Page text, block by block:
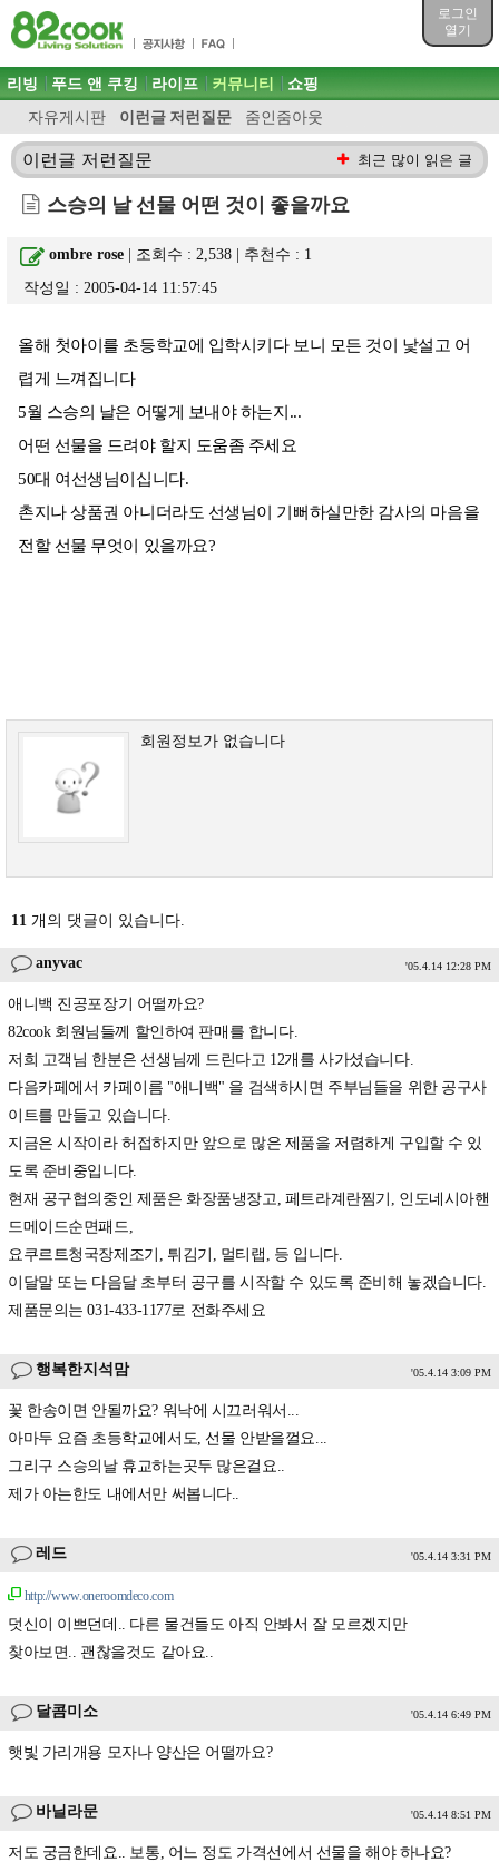
로그인
열기
목차
주메뉴 바로가기
컨텐츠 바로가기
검색 바로가기
로그인 바로가기
주메뉴
리빙 푸드 앤 쿠킹 라이프 커뮤니티
자유게시판 이런글 저런질문 줌인줌아웃
쇼핑
이런글 저런질문 최근 많이 읽은 글
스승의 날 선물 어떤 것이 좋을까요
ombre rose | 조회수 : 2,538 | 추천수 : 1
작성일 : 2005-04-14 11:57:45
올해 첫아이를 초등학교에 입학시키다 보니 모든 것이 낯설고 어
렵게 느껴집니다
5월 스승의 날은 어떻게 보내야 하는지...
어떤 선물을 드려야 할지 도움좀 주세요
50대 여선생님이십니다.
촌지나 상품권 아니더라도 선생님이 기뻐하실만한 감사의 마음을
전할 선물 무엇이 있을까요?
회원정보가 없습니다
11 개의 댓글이 있습니다.
anyvac '05.4.14 12:28 PM
애니백 진공포장기 어떨까요?
82cook 회원님들께 할인하여 판매를 합니다.
저희 고객님 한분은 선생님께 드린다고 12개를 사가셨습니다.
다음카페에서 카페이름 "애니백" 을 검색하시면 주부님들을 위한 공구사
이트를 만들고 있습니다.
지금은 시작이라 허접하지만 앞으로 많은 제품을 저렴하게 구입할 수 있
도록 준비중입니다.
현재 공구협의중인 제품은 화장품냉장고, 페트라계란찜기, 인도네시아핸
드메이드순면패드,
요쿠르트청국장제조기, 튀김기, 멀티랩, 등 입니다.
이달말 또는 다음달 초부터 공구를 시작할 수 있도록 준비해 놓겠습니다.
제품문의는 031-433-1177로 전화주세요
행복한지석맘 '05.4.14 3:09 PM
꽃 한송이면 안될까요? 워낙에 시끄러워서...
아마두 요즘 초등학교에서도, 선물 안받을껄요...
그리구 스승의날 휴교하는곳두 많은걸요..
제가 아는한도 내에서만 써봅니다..
레드 '05.4.14 3:31 PM
http://www.oneroomdeco.com
덧신이 이쁘던데.. 다른 물건들도 아직 안봐서 잘 모르겠지만
찾아보면.. 괜찮을것도 같아요..
달콤미소 '05.4.14 6:49 PM
햇빛 가리개용 모자나 양산은 어떨까요?
바닐라문 '05.4.14 8:51 PM
저도 궁금한데요.. 보통, 어느 정도 가격선에서 선물을 해야 하나요?